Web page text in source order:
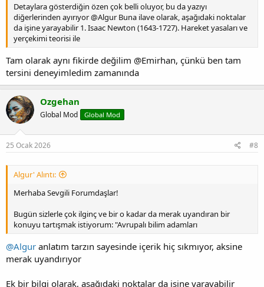
Detaylara gösterdiğin özen çok belli oluyor, bu da yazıyı
diğerlerinden ayırıyor @Algur Buna ilave olarak, aşağıdaki noktalar
da işine yarayabilir 1. Isaac Newton (1643-1727). Hareket yasaları ve
yerçekimi teorisi ile
Tam olarak aynı fikirde değilim @Emirhan, çünkü ben tam
tersini deneyimledim zamanında
Ozgehan
Global Mod Global Mod
25 Ocak 2026 #8
Algur' Alıntı:
Merhaba Sevgili Forumdaşlar!
Bugün sizlerle çok ilginç ve bir o kadar da merak uyandıran bir
konuyu tartışmak istiyorum: "Avrupalı bilim adamları
@Algur anlatım tarzın sayesinde içerik hiç sıkmıyor, aksine
merak uyandırıyor
Ek bir bilgi olarak, aşağıdaki noktalar da işine yarayabilir